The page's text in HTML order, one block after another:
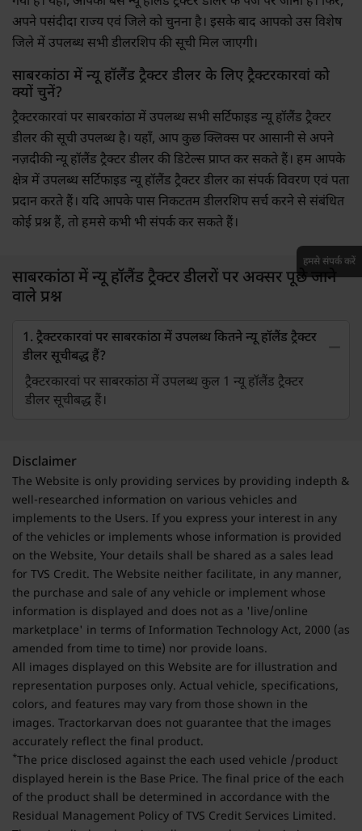
अपने पसंदीदा राज्य एवं जिले को चुनना है। इसके बाद आपको उस विशेष
जिले में उपलब्ध सभी डीलरशिप की सूची मिल जाएगी।
साबरकांठा में न्यू हॉलैंड ट्रैक्टर डीलर के लिए ट्रैक्टरकारवां को
क्यों चुनें?
ट्रैक्टरकारवां पर साबरकांठा में उपलब्ध सभी सर्टिफाइड न्यू हॉलैंड ट्रैक्टर
डीलर की सूची उपलब्ध है। यहाँ, आप कुछ क्लिक्स पर आसानी से अपने
नज़दीकी न्यू हॉलैंड ट्रैक्टर डीलर की डिटेल्स प्राप्त कर सकते हैं। हम आपके
क्षेत्र में उपलब्ध सर्टिफाइड न्यू हॉलैंड ट्रैक्टर डीलर का संपर्क विवरण एवं पता
प्रदान करते हैं। यदि आपके पास निकटतम डीलरशिप सर्च करने से संबंधित
कोई प्रश्न हैं, तो हमसे कभी भी संपर्क कर सकते हैं।
साबरकांठा में न्यू हॉलैंड ट्रैक्टर डीलरों पर अक्सर पूछे जाने
वाले प्रश्न
1. ट्रैक्टरकारवां पर साबरकांठा में उपलब्ध कितने न्यू हॉलैंड ट्रैक्टर
डीलर सूचीबद्ध हैं?
ट्रैक्टरकारवां पर साबरकांठा में उपलब्ध कुल 1 न्यू हॉलैंड ट्रैक्टर
डीलर सूचीबद्ध हैं।
Disclaimer
The Website is only providing services by providing indepth &
well-researched information on various vehicles and
implements to the Users. If you express your interest in any
of the vehicles or implements whose information is provided
on the Website, Your details shall be shared as a sales lead
for TVS Credit. The Website neither facilitate, in any manner,
the purchase and sale of any vehicle or implement whose
information is displayed and does not as a 'live/online
marketplace' in terms of Information Technology Act, 2000 (as
amended from time to time) nor provide loans.
All images displayed on this Website are for illustration and
representation purposes only. Actual vehicle, specifications,
colors, and features may vary from those shown in the
images. Tractorkarvan does not guarantee that the images
accurately reflect the final product.
*The price disclosed against the each used vehicle /product
displayed herein is the Base Price. The final price of the each
of the product shall be determined in accordance with the
Residual Management Policy of TVS Credit Services Limited.
हमसे संपर्क करें